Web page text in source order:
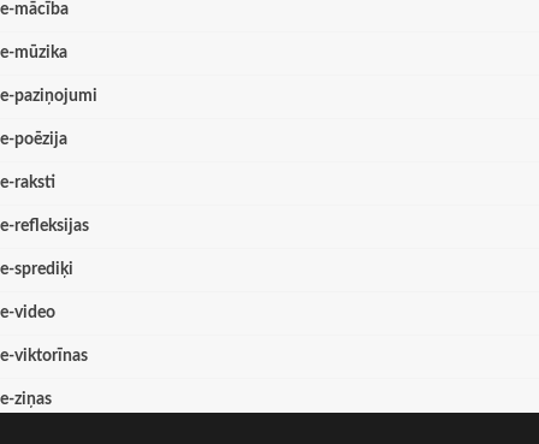
e-mācība
e-mūzika
e-paziņojumi
e-poēzija
e-raksti
e-refleksijas
e-sprediķi
e-video
e-viktorīnas
e-ziņas